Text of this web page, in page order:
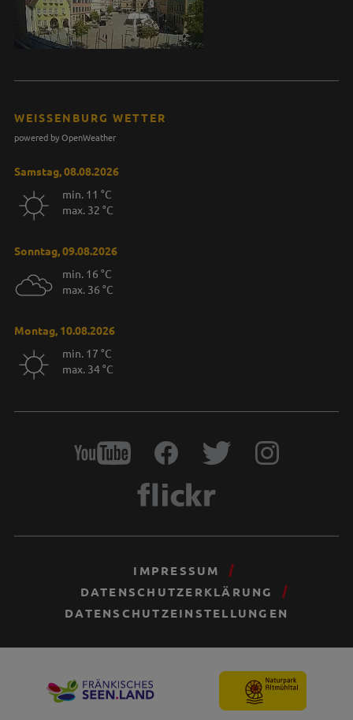
WEISSENBURG WETTER
powered by OpenWeather
Samstag, 08.08.2026
min. 11 °C
max. 32 °C
Sonntag, 09.08.2026
min. 16 °C
max. 36 °C
Montag, 10.08.2026
min. 17 °C
max. 34 °C
IMPRESSUM
DATENSCHUTZERKLÄRUNG
DATENSCHUTZEINSTELLUNGEN